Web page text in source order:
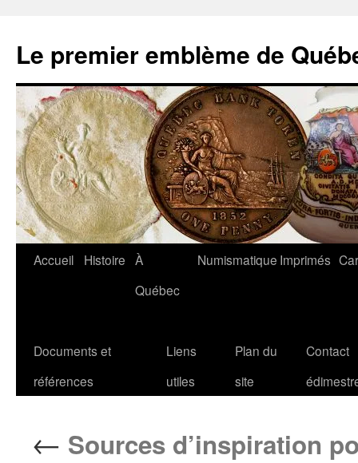
contenu
Le premier emblème de
Accueil Histoire À
Québec
Numismatique Imprimés
Documents et
références
Liens
utiles
Plan du
site
Contact
← Sources d’inspiration